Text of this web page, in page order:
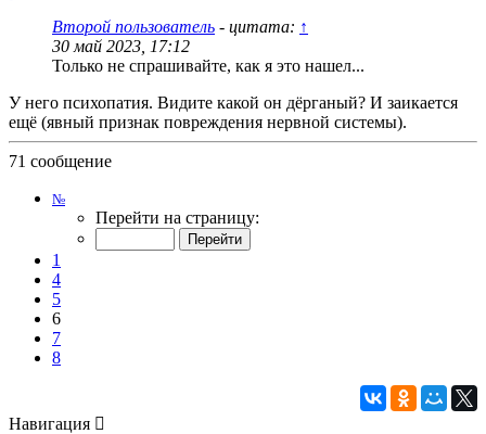
Второй пользователь - цитата: ↑
30 май 2023, 17:12
Только не спрашивайте, как я это нашел...
У него психопатия. Видите какой он дёрганый? И заикается
ещё (явный признак повреждения нервной системы).
71 сообщение
№Страница
из
Перейти на страницу:
1
4
5
6
7
8
Навигация